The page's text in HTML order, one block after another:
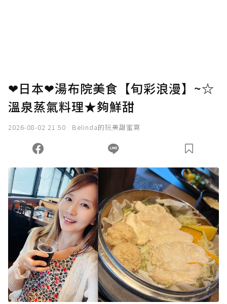
❤日本❤湯布院美食【旬彩浪漫】~☆
溫泉蒸氣料理★夠鮮甜
2026-08-02 21:50 Belinda的玩美甜蜜窩